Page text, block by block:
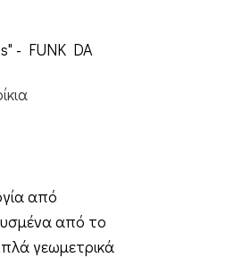
από
από το
γεωμετρικά